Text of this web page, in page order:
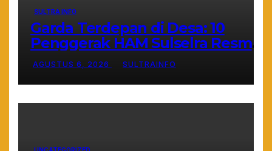
SULTRA INFO
Garda Terdepan di Desa: 10
Penggerak HAM Sulselra Resmi
Bertugas Mengawal Asta Cita
Prabowo
AGUSTUS 6, 2026 SULTRAINFO